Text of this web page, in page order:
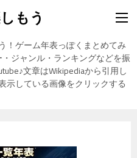
もう
！ゲーム年表っぽくまとめてみ
ジャンル・ランキングなどを振
文章はWikipediaから引用し
示している画像をクリックする